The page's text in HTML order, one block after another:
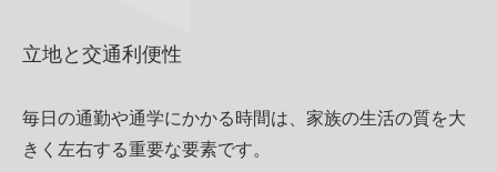
立地と交通利便性
毎日の通勤や通学にかかる時間は、家族の生活の質を大
きく左右する重要な要素です。